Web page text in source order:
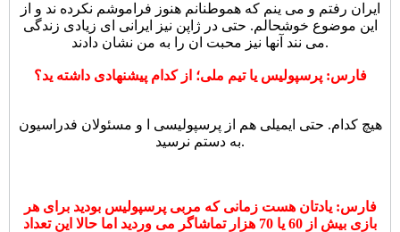
ایران رفتم و می ینم که هموطنانم هنوز فراموشم نکرده ند و از
این موضوع خوشحالم. حتی در ژاپن نیز ایرانی ای زیادی زندگی
می نند آنها نیز محبت ان را به من نشان دادند.
فارس: پرسپولیس یا تیم ملی؛ از کدام پیشنهادی داشته ید؟
هیچ کدام. حتی ایمیلی هم از پرسپولیسی ا و مسئولان فدراسیون
به دستم نرسید.
فارس: یادتان هست زمانی که مربی پرسپولیس بودید برای هر
بازی بیش از 60 یا 70 هزار تماشاگر می وردید اما حالا این تعداد